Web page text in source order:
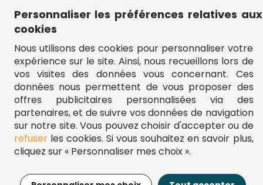
› Plan du site
** Frais d'envoi = 6,95 € (France) / gratuit à partir de 45 €.
fou-de-puzzle.com : le site référence pour acheter des puzzles de
qualité à bon prix.
© Fou-de-puzzle.com 2011 - 2026
Personnaliser les préférences relatives aux
cookies
Nous utilisons des cookies pour personnaliser votre
expérience sur le site. Ainsi, nous recueillons lors de
vos visites des données vous concernant. Ces
données nous permettent de vous proposer des
offres publicitaires personnalisées via des
partenaires, et de suivre vos données de navigation
sur notre site. Vous pouvez choisir d'accepter ou de
refuserles cookies. Si vous souhaitez en savoir plus,
cliquez sur « Personnaliser mes choix ».